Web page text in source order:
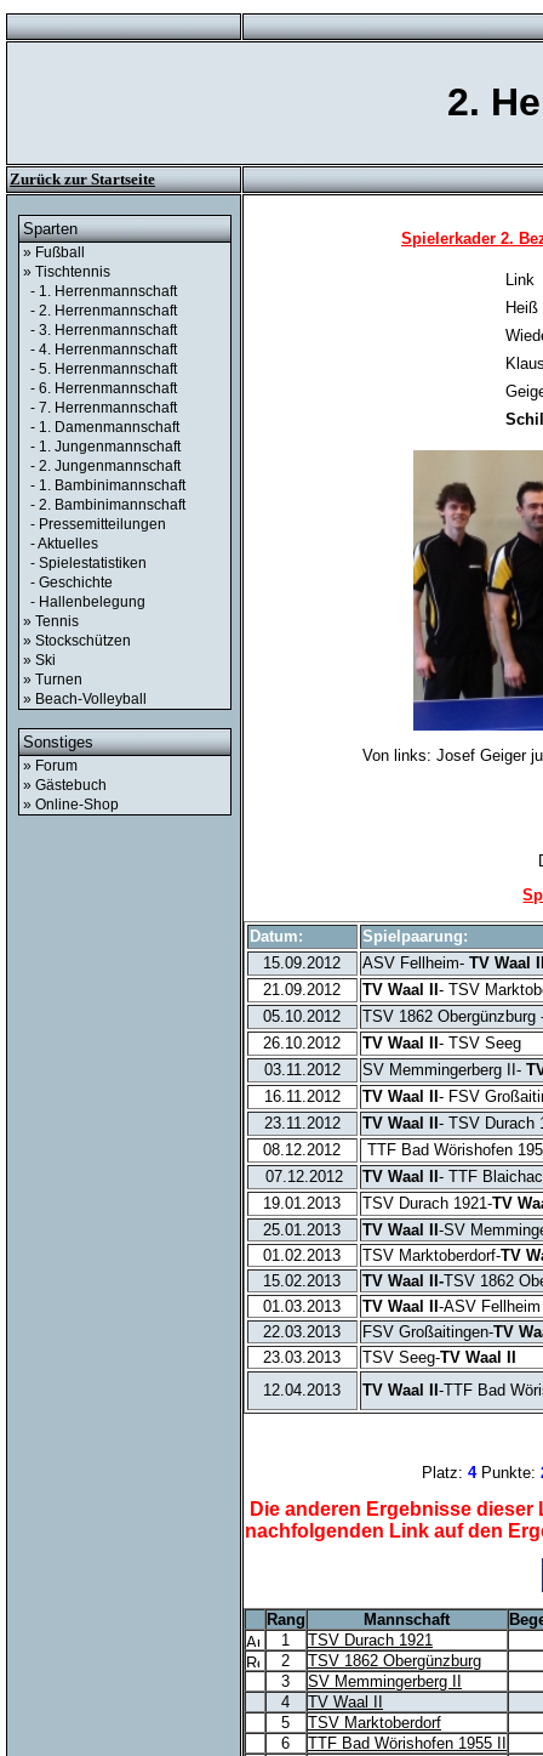
2.
Zurück zur Startseite
Sparten
» Fußball
» Tischtennis
- 1. Herrenmannschaft
- 2. Herrenmannschaft
- 3. Herrenmannschaft
- 4. Herrenmannschaft
- 5. Herrenmannschaft
- 6. Herrenmannschaft
- 7. Herrenmannschaft
- 1. Damenmannschaft
- 1. Jungenmannschaft
- 2. Jungenmannschaft
- 1. Bambinimannschaft
- 2. Bambinimannschaft
- Pressemitteilungen
- Aktuelles
- Spielestatistiken
- Geschichte
- Hallenbelegung
» Tennis
» Stockschützen
» Ski
» Turnen
» Beach-Volleyball
Sonstiges
» Forum
» Gästebuch
» Online-Shop
Spielerkader 2.
Link
Heiß
Von links: Josef Geiger
Datum:
Spielpaarung:
15.09.2012
ASV Fellheim- TV Waal
21.09.2012
TV Waal II- TSV
05.10.2012
TSV 1862
26.10.2012
TV Waal II- TSV Seeg
03.11.2012
SV Memmingerberg II-
16.11.2012
TV Waal II- FSV
23.11.2012
TV Waal II- TSV Durach
08.12.2012
TTF Bad Wörishofen
07.12.2012
TV Waal II- TTF
19.01.2013
TSV Durach 1921-TV
25.01.2013
TV Waal II-SV
01.02.2013
TSV Marktoberdorf-TV
15.02.2013
TV Waal II-TSV 1862
01.03.2013
TV Waal II-ASV
22.03.2013
FSV Großaitingen-TV
23.03.2013
TSV Seeg-TV Waal II
12.04.2013
TV Waal II-TTF Bad
Platz: 4Punkte:
Die anderen Ergebnisse
nachfolgenden Link auf den
Rang Mannschaft
1
TSV Durach 1921
2
TSV 1862 Obergünzburg
3
SV Memmingerberg II
4
TV Waal II
5
TSV Marktoberdorf
6
TTF Bad Wörishofen 1955 II